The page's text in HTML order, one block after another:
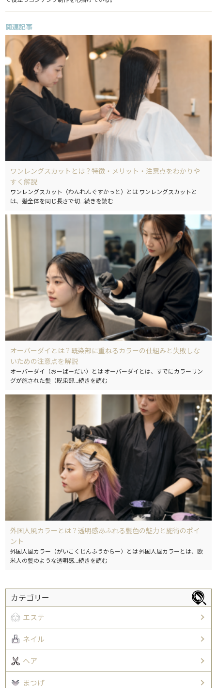
関連記事
ワンレングスカットとは？特徴・メリット・注意点をわかりや
すく解説
ワンレングスカット（わんれんぐすかっと）とは ワンレングスカットと
は、髪全体を同じ長さで切 ...続きを読む
オーバーダイとは？既染部に重ねるカラーの仕組みと失敗しな
いための注意点を解説
オーバーダイ（おーばーだい）とは オーバーダイとは、すでにカラーリン
グが施された髪（既染部...続きを読む
外国人風カラーとは？透明感あふれる髪色の魅力と施術のポイ
ント
外国人風カラー（がいこくじんふうからー）とは 外国人風カラーとは、欧
米人の髪のような透明感 ...続きを読む
カテゴリー
エステ
ネイル
ヘア
まつげ